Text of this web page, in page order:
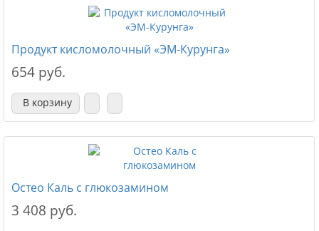
Продукт кисломолочный «ЭМ-Курунга»
654 руб.
В корзину
Остео Каль с глюкозамином
3 408 руб.